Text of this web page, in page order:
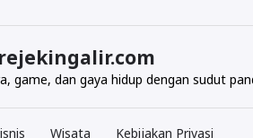
game, dan gaya hidup dengan sudut
Wisata Kebijakan Privasi